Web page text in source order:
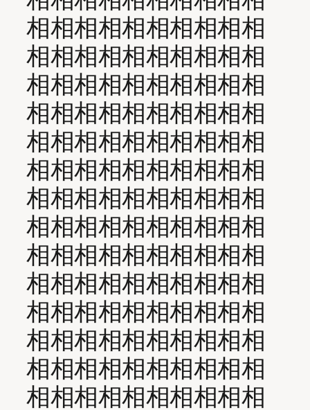
相相相相相相相相相相
相相相相相相相相相相
相相相相相相相相相相
相相相相相相相相相相
相相相相相相相相相相
相相相相相相相相相相
相相相相相相相相相相
相相相相相相相相相相
相相相相相相相相相相
相相相相相相相相相相
相相相相相相相相相相
相相相相相相相相相相
相相相相相相相相相相
相相相相相相相相相相